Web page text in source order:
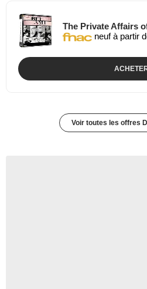
The Private Affairs
neuf à partir
Voir toutes les offres